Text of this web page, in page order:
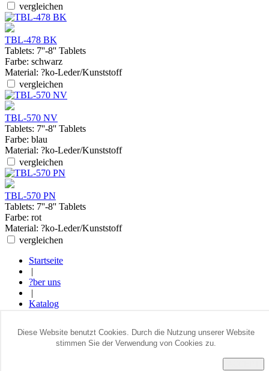
vergleichen
TBL-478 BK
Tablets: 7''-8'' Tablets
Farbe: schwarz
Material: ?ko-Leder/Kunststoff
vergleichen
TBL-570 NV
Tablets: 7''-8'' Tablets
Farbe: blau
Material: ?ko-Leder/Kunststoff
vergleichen
TBL-570 PN
Tablets: 7''-8'' Tablets
Farbe: rot
Material: ?ko-Leder/Kunststoff
vergleichen
Startseite
|
?ber uns
|
Katalog
|
Kontakte
Diese Website benutzt Cookies. Durch die Nutzung unserer Website
stimmen Sie der Verwendung von Cookies zu.